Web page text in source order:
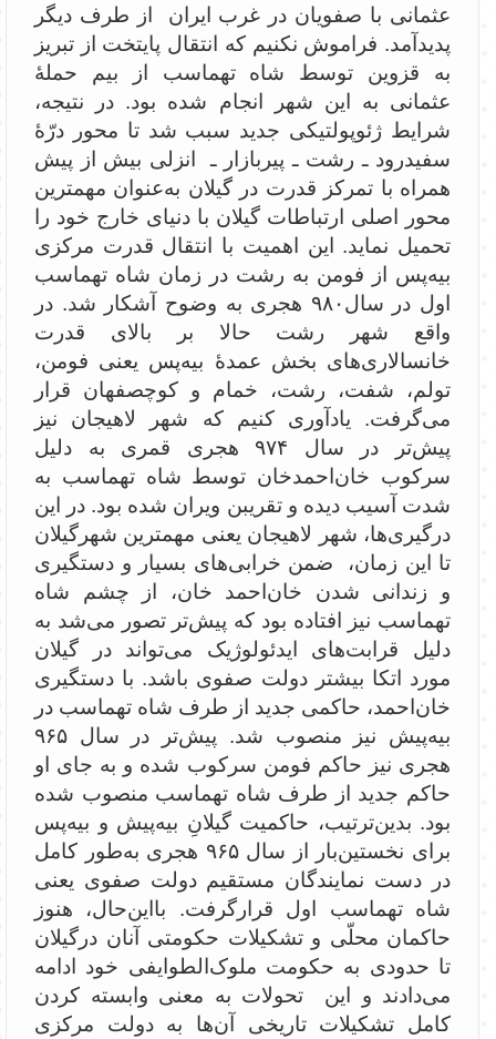
عثمانی با صفویان در غرب ایران از طرف دیگر
پدیدآمد. فراموش نکنیم که انتقال پایتخت از تبریز
به قزوین توسط شاه تهماسب از بیم حملۀ
عثمانی به این شهر انجام شده بود. در نتیجه،
شرایط ژئوپولتیکی جدید سبب شد تا محور درّۀ
سفیدرود ـ رشت ـ پیربازار ـ انزلی بیش از پیش
همراه با تمرکز قدرت در گیلان به‌عنوان مهمترین
محور اصلی ارتباطات گیلان با دنیای خارج خود را
تحمیل نماید. این اهمیت با انتقال قدرت مرکزی
بیه‌پس از فومن به رشت در زمان شاه‌ تهماسب
اول در سال۹۸۰ هجری به وضوح آشکار شد. در
واقع شهر رشت حالا بر بالای قدرت
خانسالاری‌های بخش عمدۀ بیه‌پس یعنی فومن،
تولم، شفت، رشت، خمام و کوچصفهان قرار
می‌گرفت. یادآوری کنیم که شهر لاهیجان نیز
پیش‌تر در سال ۹۷۴ هجری قمری به دلیل
سرکوب خان‌احمدخان توسط شاه تهماسب به
شدت آسیب دیده و تقریبن ویران شده بود. در این
درگیری‌ها، شهر لاهیجان یعنی مهمترین شهرگیلان
تا این زمان، ضمن خرابی‌های بسیار و دستگیری
و زندانی شدن خان‌احمد خان، از چشم شاه
تهماسب نیز افتاده بود که پیش‌تر تصور می‌شد به
دلیل قرابت‌های ایدئولوژیک می‌تواند در گیلان
مورد اتکا بیشتر دولت صفوی باشد. با دستگیری
خان‌احمد، حاکمی جدید از طرف شاه تهماسب در
بیه‌پیش نیز منصوب شد. پیش‌تر در سال ۹۶۵
هجری نیز حاکم فومن سرکوب شده و به جای او
حاکم جدید از طرف شاه تهماسب منصوب شده
بود. بدین‌ترتیب، حاکمیت گیلانِ بیه‌پیش و بیه‌پس
برای نخستین‌بار از سال ۹۶۵ هجری به‌طور کامل
در دست نمایندگان مستقیم دولت صفوی یعنی
شاه تهماسب اول قرارگرفت. بااین‌حال، هنوز
حاکمان محلّی و تشکیلات حکومتی آنان درگیلان
تا حدودی به حکومت ملوک‌الطوایفی خود ادامه
می‌دادند و این تحولات به معنی وابسته کردن
کامل تشکیلات تاریخی آن‌ها به دولت مرکزی